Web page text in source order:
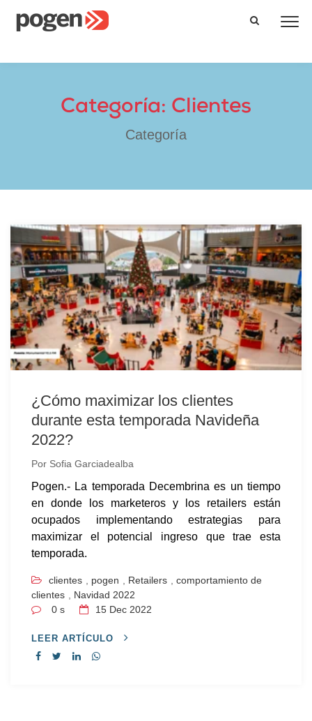
Categoría: Clientes
Categoría
¿Cómo maximizar los clientes
durante esta temporada Navideña
2022?
Por Sofia Garciadealba
Pogen.- La temporada Decembrina es un tiempo
en donde los marketeros y los retailers están
ocupados implementando estrategias para
maximizar el potencial ingreso que trae esta
temporada.
clientes pogen Retailers
comportamiento de
clientes
Navidad 2022
0 s
15 Dec 2022
LEER ARTÍCULO